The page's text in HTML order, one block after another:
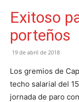
Exitoso
porteños
19 de abril de 2018
Los gremios de
techo salarial del
jornada de paro